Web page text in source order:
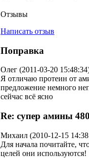
Отзывы
Написать отзыв
Поправка
Олег (2011-03-20
Я отличаю протеин от
предложение немного
сейчас всё ясно
Re: супер амины
Михаил (2010-12-15
Для начала почитайте,
целей они используются!